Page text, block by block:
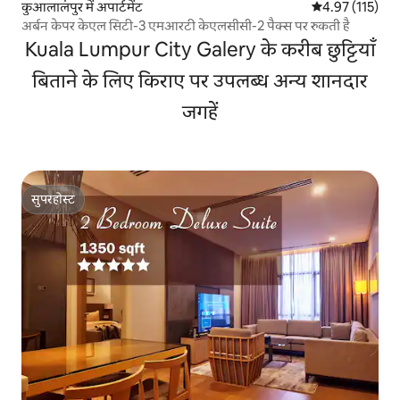
कुआलालंपुर में अपार्टमेंट औसत रेटिंग 5 में से
4.97 (115)
अर्बन केपर केएल सिटी-3 एमआरटी केएलसीसी-2 पैक्स पर रुकती है
Kuala Lumpur City Galery के करीब छुट्टियाँ
बिताने के लिए किराए पर उपलब्ध अन्य शानदार
जगहें
सुपरहोस्ट
सुपरहोस्ट